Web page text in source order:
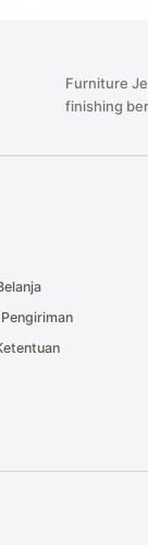
Furniture
finishing